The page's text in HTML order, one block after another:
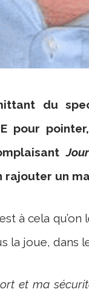
du
pour
rajouter un
à cela
la joue, dans
et ma